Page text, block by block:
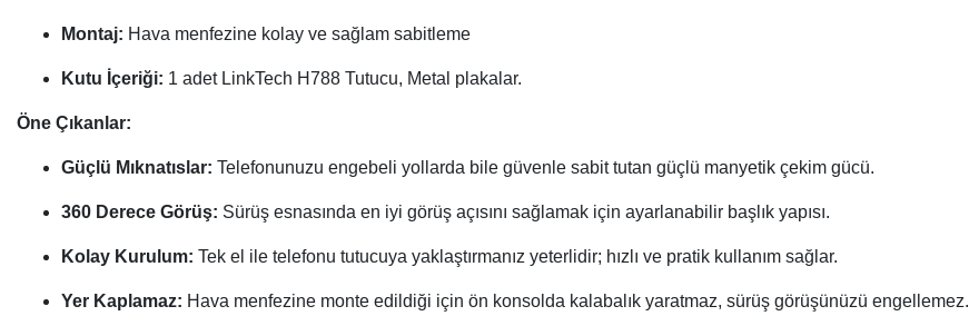
Montaj: Hava menfezine kolay ve sağlam sabitleme
Kutu İçeriği: 1 adet LinkTech H788 Tutucu, Metal plakalar.
Öne Çıkanlar:
Güçlü Mıknatıslar: Telefonunuzu engebeli yollarda bile güvenle sabit tutan güçlü manyetik çekim gücü.
360 Derece Görüş: Sürüş esnasında en iyi görüş açısını sağlamak için ayarlanabilir başlık yapısı.
Kolay Kurulum: Tek el ile telefonu tutucuya yaklaştırmanız yeterlidir; hızlı ve pratik kullanım sağlar.
Yer Kaplamaz: Hava menfezine monte edildiği için ön konsolda kalabalık yaratmaz, sürüş görüşünüzü engellemez.